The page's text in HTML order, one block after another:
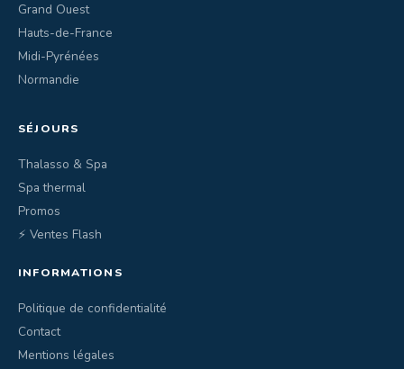
Grand Ouest
Hauts-de-France
Midi-Pyrénées
Normandie
SÉJOURS
Thalasso & Spa
Spa thermal
Promos
⚡ Ventes Flash
INFORMATIONS
Politique de confidentialité
Contact
Mentions légales